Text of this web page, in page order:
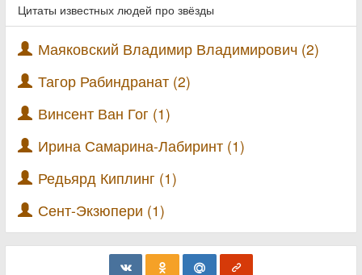
Цитаты известных людей про звёзды
Маяковский Владимир Владимирович (2)
Тагор Рабиндранат (2)
Винсент Ван Гог (1)
Ирина Самарина-Лабиринт (1)
Редьярд Киплинг (1)
Сент-Экзюпери (1)